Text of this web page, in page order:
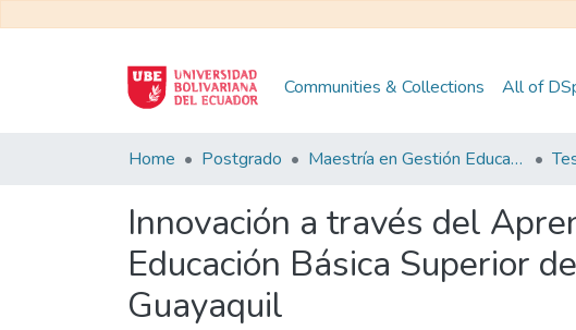
Communities & Collections All of
Home Postgrado Maestría en Gestión Educativa
Innovación a través del
Educación Básica Superior
Guayaquil